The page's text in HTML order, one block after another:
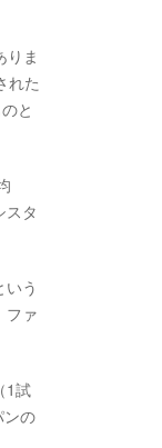
りま
れた
と
スタ
う
ファ
1試
ンの